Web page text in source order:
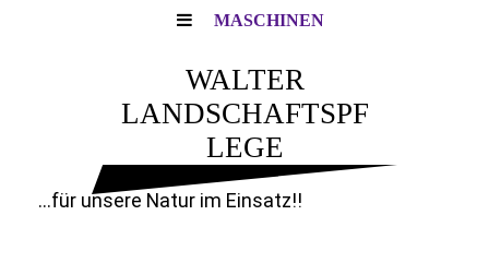
MASCHINEN
WALTER
LANDSCHAFTSPF
LEGE
...für unsere Natur im Einsatz!!